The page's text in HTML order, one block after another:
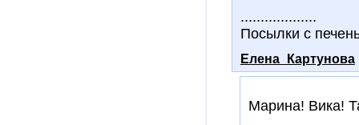
...................
Посылки с
Елена_Картунова
Марина! Вика!